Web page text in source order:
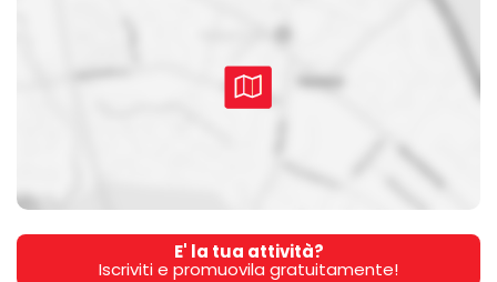
E' la tua attività?
Iscriviti e promuovila gratuitamente!